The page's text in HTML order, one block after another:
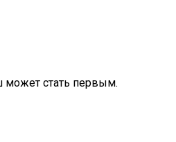
может стать первым.